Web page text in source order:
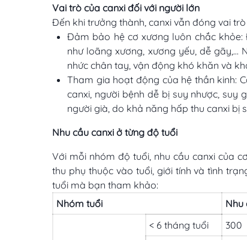
Vai trò của canxi đối với người lớn
Đến khi trưởng thành, canxi vẫn đóng vai
Đảm bảo hệ cơ xương luôn chắc
như loãng xương, xương yếu, dễ gãy,…
nhức chân tay, vận động khó khăn và
Tham gia hoạt động của hệ thần kinh:
canxi, người bệnh dễ bị suy nhược,
người già, do khả năng hấp thu canxi bị
Nhu cầu canxi ở từng độ tuổi
Với mỗi nhóm độ tuổi, nhu cầu canxi của
thu phụ thuộc vào tuổi, giới tính và tình
tuổi mà bạn tham khảo:
Nhóm tuổi
Nhu
< 6 tháng tuổi
300